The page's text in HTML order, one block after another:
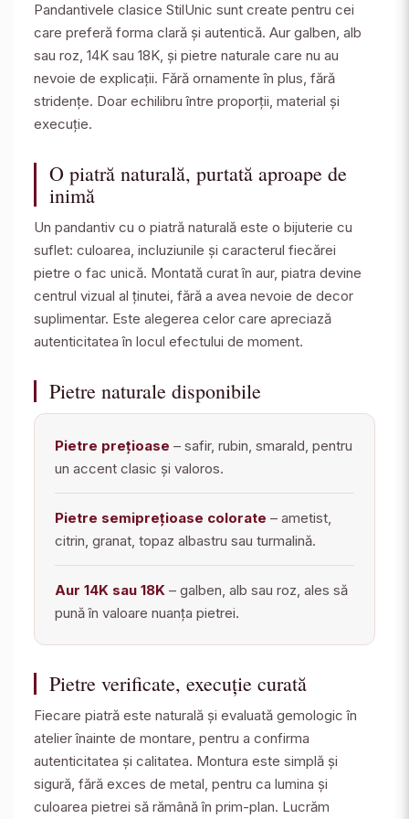
Pandantivele clasice StilUnic sunt create pentru cei
care preferă forma clară și autentică. Aur galben, alb
sau roz, 14K sau 18K, și pietre naturale care nu au
nevoie de explicații. Fără ornamente în plus, fără
stridențe. Doar echilibru între proporții, material și
execuție.
O piatră naturală, purtată aproape de
inimă
Un pandantiv cu o piatră naturală este o bijuterie cu
suflet: culoarea, incluziunile și caracterul fiecărei
pietre o fac unică. Montată curat în aur, piatra devine
centrul vizual al ținutei, fără a avea nevoie de decor
suplimentar. Este alegerea celor care apreciază
autenticitatea în locul efectului de moment.
Pietre naturale disponibile
Pietre prețioase – safir, rubin, smarald, pentru
un accent clasic și valoros.
Pietre semiprețioase colorate – ametist,
citrin, granat, topaz albastru sau turmalină.
Aur 14K sau 18K – galben, alb sau roz, ales să
pună în valoare nuanța pietrei.
Pietre verificate, execuție curată
Fiecare piatră este naturală și evaluată gemologic în
atelier înainte de montare, pentru a confirma
autenticitatea și calitatea. Montura este simplă și
sigură, fără exces de metal, pentru ca lumina și
culoarea pietrei să rămână în prim-plan. Lucrăm